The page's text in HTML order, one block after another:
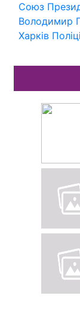
Союз
Володимир
Харків